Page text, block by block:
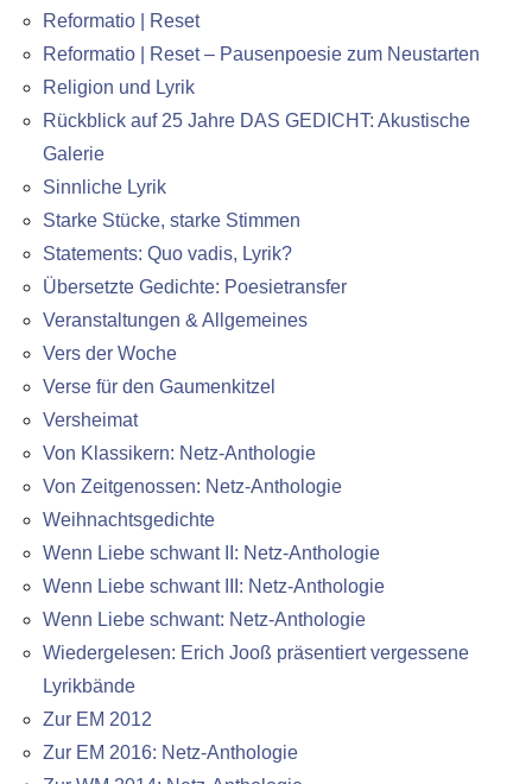
Reformatio | Reset
Reformatio | Reset – Pausenpoesie zum Neustarten
Religion und Lyrik
Rückblick auf 25 Jahre DAS GEDICHT: Akustische
Galerie
Sinnliche Lyrik
Starke Stücke, starke Stimmen
Statements: Quo vadis, Lyrik?
Übersetzte Gedichte: Poesietransfer
Veranstaltungen & Allgemeines
Vers der Woche
Verse für den Gaumenkitzel
Versheimat
Von Klassikern: Netz-Anthologie
Von Zeitgenossen: Netz-Anthologie
Weihnachtsgedichte
Wenn Liebe schwant II: Netz-Anthologie
Wenn Liebe schwant III: Netz-Anthologie
Wenn Liebe schwant: Netz-Anthologie
Wiedergelesen: Erich Jooß präsentiert vergessene
Lyrikbände
Zur EM 2012
Zur EM 2016: Netz-Anthologie